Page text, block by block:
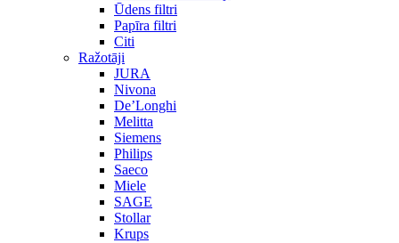
Ūdens filtri
Papīra filtri
Citi
Ražotāji
JURA
Nivona
De’Longhi
Melitta
Siemens
Philips
Saeco
Miele
SAGE
Stollar
Krups